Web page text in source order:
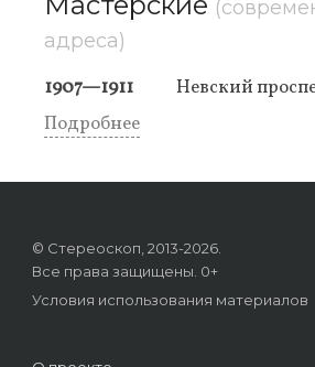
адреса)
1907—1911
Невский
Подробнее
© Стереоскоп, 2013-2026.
Все права защищены. 0+
Условия использования материалов